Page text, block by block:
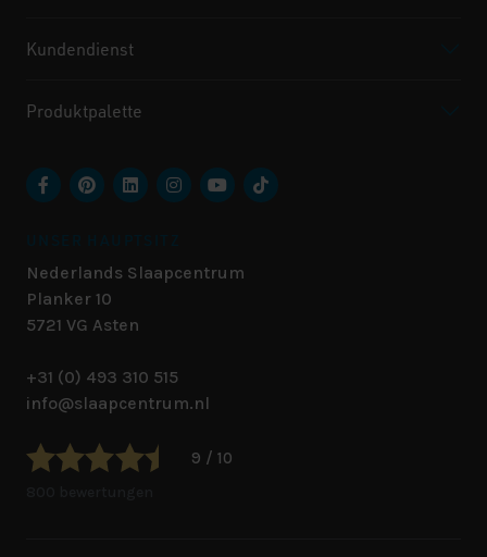
Kundendienst
Produktpalette
Nederlands Slaapcentrum
Planker 10
5721 VG Asten
+31 (0) 493 310 515
info@slaapcentrum.nl
9 / 10